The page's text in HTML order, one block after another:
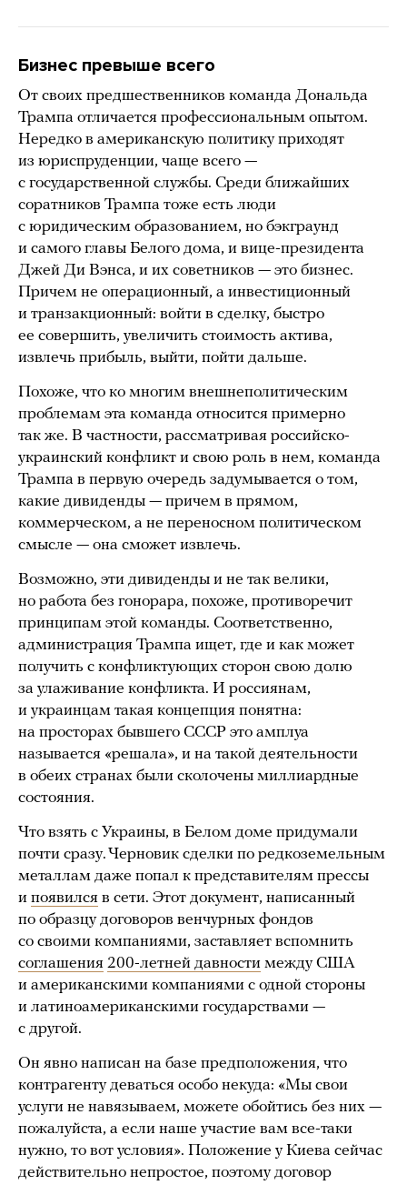
Бизнес превыше всего
От своих предшественников команда Дональда
Трампа отличается профессиональным опытом.
Нередко в американскую политику приходят
из юриспруденции, чаще всего —
с государственной службы. Среди ближайших
соратников Трампа тоже есть люди
с юридическим образованием, но бэкграунд
и самого главы Белого дома, и вице-президента
Джей Ди Вэнса, и их советников — это бизнес.
Причем не операционный, а инвестиционный
и транзакционный: войти в сделку, быстро
ее совершить, увеличить стоимость актива,
извлечь прибыль, выйти, пойти дальше.
Похоже, что ко многим внешнеполитическим
проблемам эта команда относится примерно
так же. В частности, рассматривая российско-
украинский конфликт и свою роль в нем, команда
Трампа в первую очередь задумывается о том,
какие дивиденды — причем в прямом,
коммерческом, а не переносном политическом
смысле — она сможет извлечь.
Возможно, эти дивиденды и не так велики,
но работа без гонорара, похоже, противоречит
принципам этой команды. Соответственно,
администрация Трампа ищет, где и как может
получить с конфликтующих сторон свою долю
за улаживание конфликта. И россиянам,
и украинцам такая концепция понятна:
на просторах бывшего СССР это амплуа
называется «решала», и на такой деятельности
в обеих странах были сколочены миллиардные
состояния.
Что взять с Украины, в Белом доме придумали
почти сразу. Черновик сделки по редкоземельным
металлам даже попал к представителям прессы
и появился в сети. Этот документ, написанный
по образцу договоров венчурных фондов
со своими компаниями, заставляет вспомнить
соглашения 200-летней давности между США
и американскими компаниями с одной стороны
и латиноамериканскими государствами —
с другой.
Он явно написан на базе предположения, что
контрагенту деваться особо некуда: «Мы свои
услуги не навязываем, можете обойтись без них —
пожалуйста, а если наше участие вам все-таки
нужно, то вот условия». Положение у Киева сейчас
действительно непростое, поэтому договор